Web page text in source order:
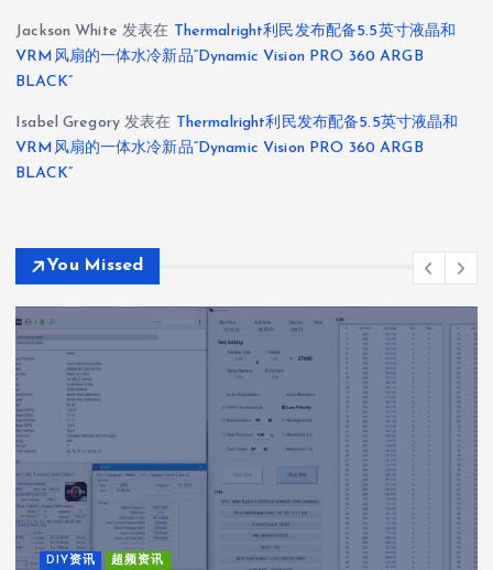
Jackson White 发表在 Thermalright利民发布配备5.5英寸液晶和
VRM风扇的一体水冷新品“Dynamic Vision PRO 360 ARGB
BLACK”
Isabel Gregory 发表在 Thermalright利民发布配备5.5英寸液晶和
VRM风扇的一体水冷新品“Dynamic Vision PRO 360 ARGB
BLACK”
You Missed
DIY资讯 超频资讯